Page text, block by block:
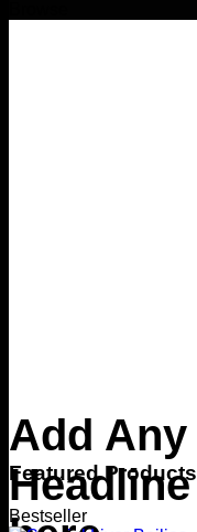
Add Any
Headline
Featured Products
Bestseller